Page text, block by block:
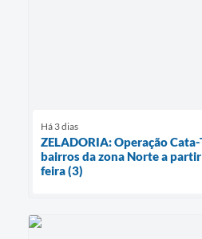
Há 3 dias
ZELADORIA: Operação
bairros da zona Norte a
feira (3)